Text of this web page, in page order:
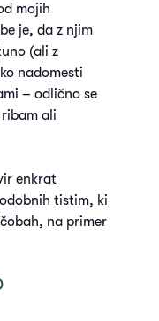
mojih
je, da z njim
(ali z
nadomesti
– odlično se
ali
enkrat
tistim, ki
na primer